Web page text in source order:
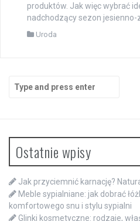
produktów. Jak więc wybrać
nadchodzący sezon jesienno-
Uroda
for:
Ostatnie wpisy
Jak przyciemnić karnację?
Meble sypialniane: jak dobrać
komfortowego snu i stylu sypialni
Glinki kosmetyczne: rodzaje,